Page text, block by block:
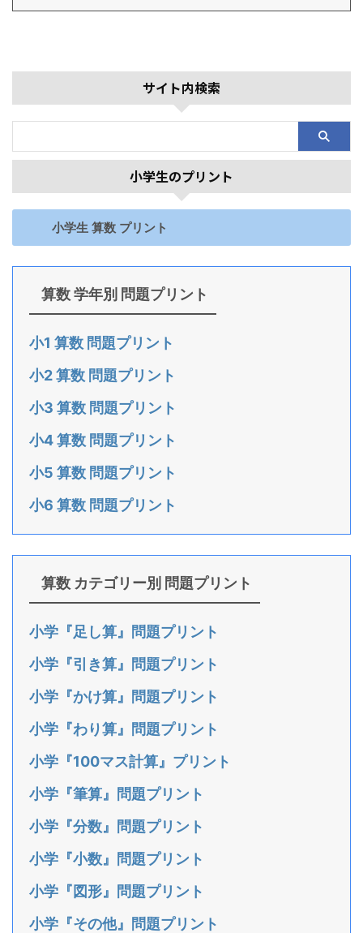
サイト内検索
小学生のプリント
小学生 算数 プリント
算数 学年別 問題プリント
小1 算数 問題プリント
小2 算数 問題プリント
小3 算数 問題プリント
小4 算数 問題プリント
小5 算数 問題プリント
小6 算数 問題プリント
算数 カテゴリー別 問題プリント
小学『足し算』問題プリント
小学『引き算』問題プリント
小学『かけ算』問題プリント
小学『わり算』問題プリント
小学『100マス計算』プリント
小学『筆算』問題プリント
小学『分数』問題プリント
小学『小数』問題プリント
小学『図形』問題プリント
小学『その他』問題プリント